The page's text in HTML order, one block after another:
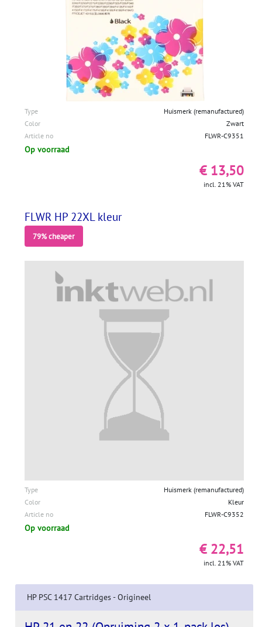
Type
Huismerk (remanufactured)
Color
Zwart
Article no
FLWR-C9351
Op voorraad
€ 13,50
incl. 21% VAT
FLWR HP 22XL kleur
79% cheaper
Type
Huismerk (remanufactured)
Color
Kleur
Article no
FLWR-C9352
Op voorraad
€ 22,51
incl. 21% VAT
HP PSC 1417 Cartridges - Origineel